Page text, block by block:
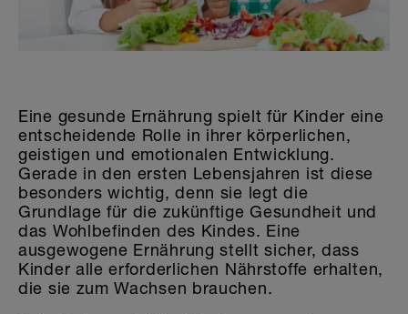
Die Welt der Sticker
Eine gesunde Ernährung spielt für Kinder eine
entscheidende Rolle in ihrer körperlichen,
geistigen und emotionalen Entwicklung.
Gerade in den ersten Lebensjahren ist diese
besonders wichtig, denn sie legt die
Grundlage für die zukünftige Gesundheit und
das Wohlbefinden des Kindes. Eine
ausgewogene Ernährung stellt sicher, dass
Kinder alle erforderlichen Nährstoffe erhalten,
die sie zum Wachsen brauchen.